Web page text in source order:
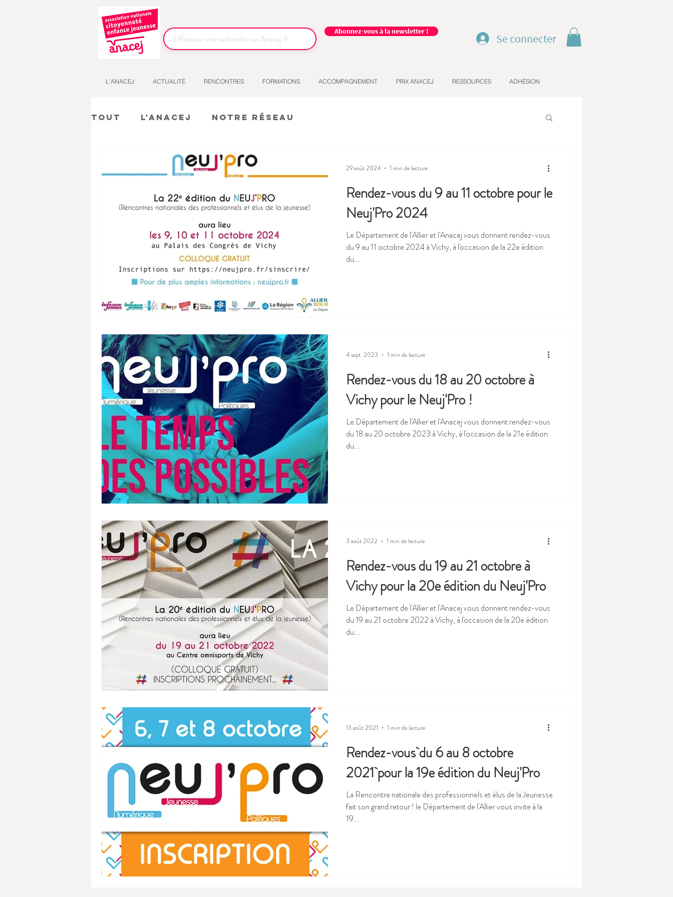
Abonnez-vous à la newsletter !
Se connecter
L'ANACEJ ACTUALITÉ RENCONTRES FORMATIONS ACCOMPAGNEMENT PRIX ANACEJ RESSOURCES ADHÉSION
Tout L'Anacej Notre réseau
Rendez-vous du 9 au 11 octobre pour le
Neuj'Pro 2024
Le Département de l'Allier et l'Anacej vous donnent rendez-vous
du 9 au 11 octobre 2024 à Vichy, à l'occasion de la 22e édition
du...
29 août 2024 1 min de lecture
Rendez-vous du 18 au 20 octobre à
Vichy pour le Neuj'Pro !
Le Département de l'Allier et l'Anacej vous donnent rendez-vous
du 18 au 20 octobre 2023 à Vichy, à l'occasion de la 21e édition
du...
4 sept. 2023 1 min de lecture
Rendez-vous du 19 au 21 octobre à
Vichy pour la 20e édition du Neuj'Pro
Le Département de l'Allier et l'Anacej vous donnent rendez-vous
du 19 au 21 octobre 2022 à Vichy, à l'occasion de la 20e édition
du...
3 août 2022 1 min de lecture
Rendez-vous du 6 au 8 octobre
2021 pour la 19e édition du Neuj'Pro
La Rencontre nationale des professionnels et élus de la Jeunesse
fait son grand retour ! le Département de l'Allier vous invite à la
19...
13 août 2021 1 min de lecture